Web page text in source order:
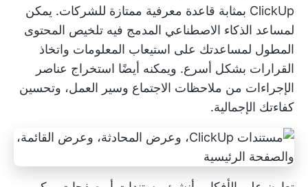
ClickUp بمثابة قاعدة معرفية ممتازة للشركات. يمكن
لمساعد الذكاء الاصطناعي المدمج فيه تلخيص المحتوى
المطول لمساعدتك على استيعاب المعلومات واتخاذ
القرارات بشكل أسرع. ويمكنه أيضًا استخراج عناصر
الإجراءات من ملاحظات الاجتماع وسير العمل، وتحسين
كفاءتك الإجمالية.